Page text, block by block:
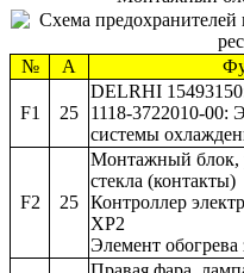
№ А
F1 25
DELRHI
1118-3722010-00:
системы
F2 25
Монтажный блок,
стекла (контакты)
Контроллер
XP2
Элемент обогрева